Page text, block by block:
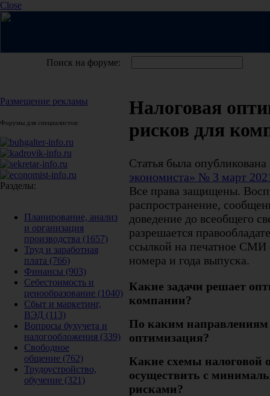
Close
Поиск на форуме:
Размещение рекламы
Форумы для специалистов:
Разделы:
Планирование, анализ
и организация
производства (1657)
Труд и заработная
плата (766)
Финансы (903)
Себестоимость и
ценообразование (1040)
Сбыт и маркетинг,
ВЭД (113)
Вопросы бухучета и
налогообложения (339)
Свободное
общение (762)
Трудоустройство,
обучение (321)
Налоговая
рисков для
Статья была
экономиста» № 3 март
Все права защищены.
распространение,
доведение до всеобщего
разрешается
ссылкой на печатное СМИ
номера и года выпуска.
Какие задачи решает
компании?
По каким направлениям
оптимизация?
Какие схемы налоговой
осуществить с
рисками?